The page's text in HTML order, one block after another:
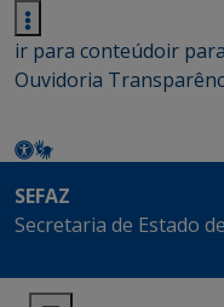
ir para conteúdoir
Ouvidoria
SEFAZ
Secretaria de Estado